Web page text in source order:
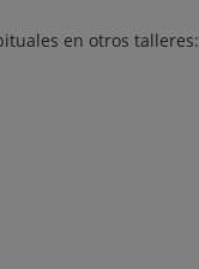
en otros talleres: